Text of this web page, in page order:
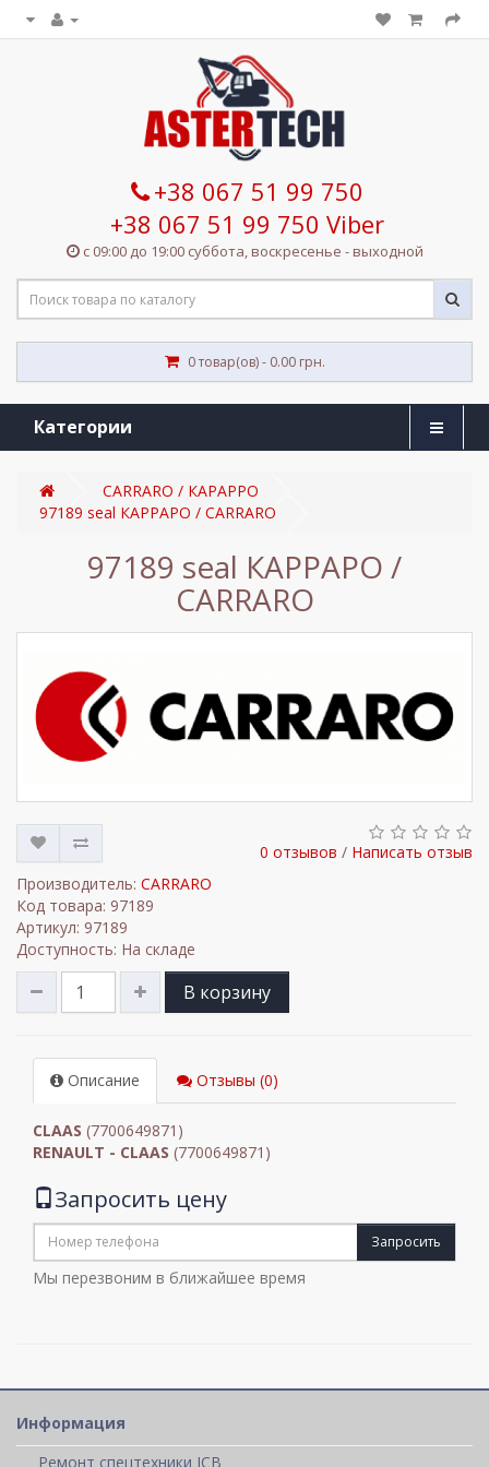
+38 067 51 99 750
+38 067 51 99 750 Viber
с 09:00 до 19:00 суббота, воскресенье - выходной
0 товар(ов) - 0.00 грн.
Категории
CARRARO / КАРАРРО
97189 seal КАРРАРО / CARRARO
97189 seal КАРРАРО /
CARRARO
0 отзывов / Написать отзыв
Производитель: CARRARO
Код товара: 97189
Артикул: 97189
Доступность: На складе
В корзину
Описание Отзывы (0)
CLAAS (7700649871)
RENAULT - CLAAS (7700649871)
Запросить цену
Запросить
Мы перезвоним в ближайшее время
Информация
Ремонт спецтехники JCB